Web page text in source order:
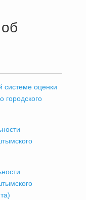
системе оценки
городского